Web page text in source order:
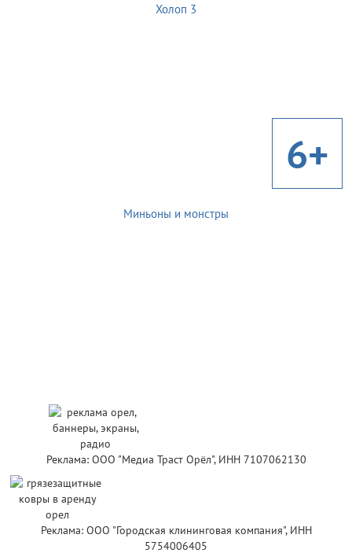
Холоп 3
6+
Миньоны и монстры
Реклама: ООО "Медиа Траст Орёл", ИНН 7107062130
Реклама: ООО "Городская клининговая компания", ИНН
5754006405